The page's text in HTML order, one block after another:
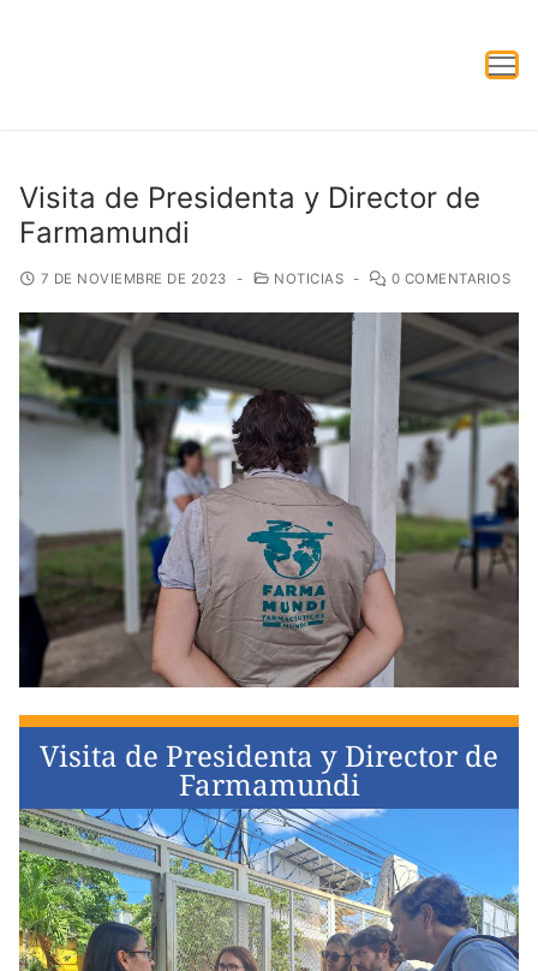
Visita de Presidenta y Director de
Farmamundi
7 DE NOVIEMBRE DE 2023 - NOTICIAS - 0 COMENTARIOS
Visita de Presidenta y Director de
Farmamundi